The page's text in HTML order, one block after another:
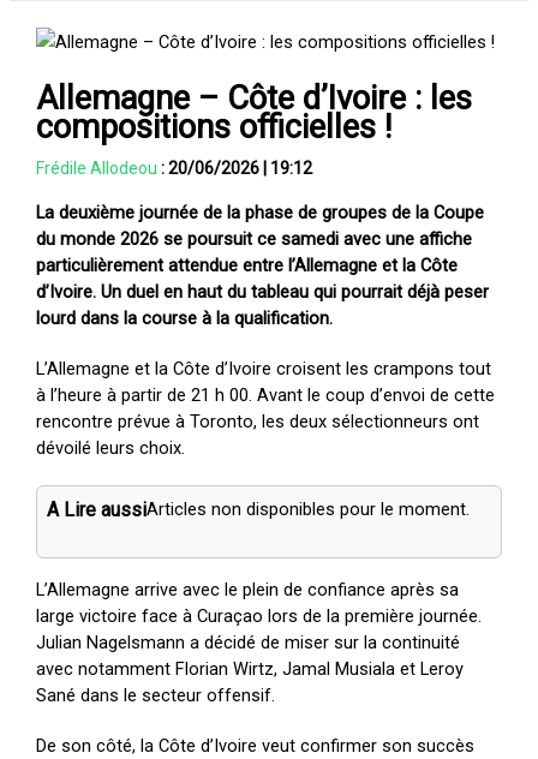
Allemagne – Côte d’Ivoire : les
compositions officielles !
Frédile Allodeou :20/06/2026| 19:12
La deuxième journée de la phase de groupes de la Coupe
du monde 2026 se poursuit ce samedi avec une affiche
particulièrement attendue entre l’Allemagne et la Côte
d’Ivoire. Un duel en haut du tableau qui pourrait déjà peser
lourd dans la course à la qualification.
L’Allemagne et la Côte d’Ivoire croisent les crampons tout
à l’heure à partir de 21 h 00. Avant le coup d’envoi de cette
rencontre prévue à Toronto, les deux sélectionneurs ont
dévoilé leurs choix.
A Lire aussiArticles non disponibles pour le moment.
L’Allemagne arrive avec le plein de confiance après sa
large victoire face à Curaçao lors de la première journée.
Julian Nagelsmann a décidé de miser sur la continuité
avec notamment Florian Wirtz, Jamal Musiala et Leroy
Sané dans le secteur offensif.
De son côté, la Côte d’Ivoire veut confirmer son succès